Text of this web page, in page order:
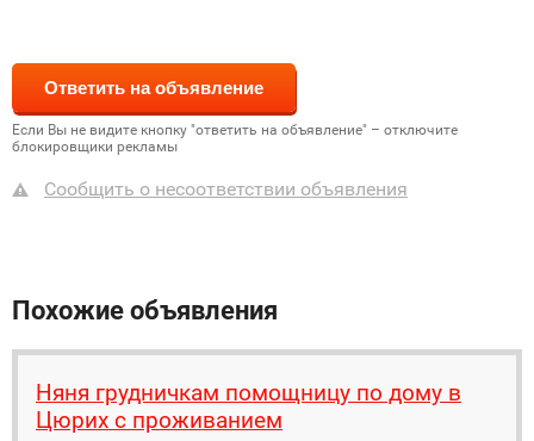
Если Вы не видите кнопку "ответить на объявление" – отключите
блокировщики рекламы
Сообщить о несоответствии объявления
Похожие объявления
Няня грудничкам помощницу по дому в
Цюрих с проживанием